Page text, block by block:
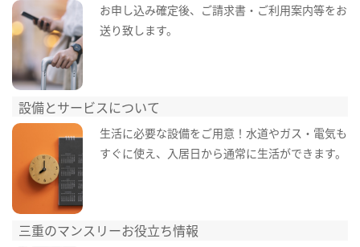
お申し込み確定後、ご請求書・ご利用案内等をお
送り致します。
設備とサービスについて
生活に必要な設備をご用意！水道やガス・電気も
すぐに使え、入居日から通常に生活ができます。
三重のマンスリーお役立ち情報